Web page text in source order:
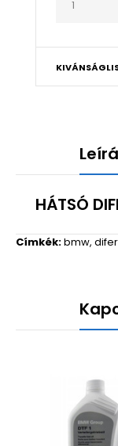
HÁTSÓ
Címkék:bmw,